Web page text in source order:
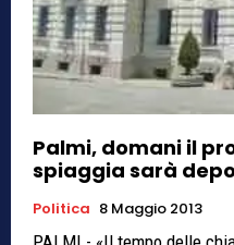
Palmi, domani il
spiaggia sarà
Politica 8 Maggio 2013